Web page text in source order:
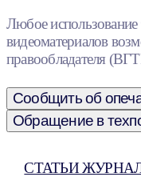
Любое
видеоматериалов
правообладателя
Сообщить об
Обращение в
СТАТЬИ